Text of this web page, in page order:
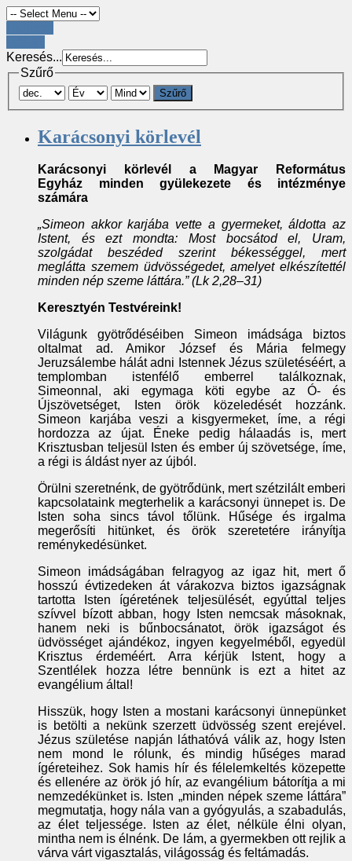
Keresés...
Szűrő
Szűrő
Karácsonyi körlevél
Karácsonyi körlevél a Magyar Református
Egyház minden gyülekezete és intézménye
számára
„Simeon akkor karjába vette a gyermeket, áldotta az
Istent, és ezt mondta: Most bocsátod el, Uram,
szolgádat beszéded szerint békességgel, mert
meglátta szemem üdvösségedet, amelyet elkészítettél
minden nép szeme láttára.” (Lk 2,28–31)
Keresztyén Testvéreink!
Világunk gyötrődéséiben Simeon imádsága biztos
oltalmat ad. Amikor József és Mária felmegy
Jeruzsálembe hálát adni Istennek Jézus születéséért, a
templomban istenfélő emberrel találkoznak,
Simeonnal, aki egymaga köti egybe az Ó- és
Újszövetséget, Isten örök közeledését hozzánk.
Simeon karjába veszi a kisgyermeket, íme, a régi
hordozza az újat. Éneke pedig hálaadás is, mert
Krisztusban teljesül Isten és ember új szövetsége, íme,
a régi is áldást nyer az újból.
Örülni szeretnénk, de gyötrődünk, mert szétzilált emberi
kapcsolataink megterhelik a karácsonyi ünnepet is. De
Isten soha sincs távol tőlünk. Hűsége és irgalma
megerősíti hitünket, és örök szeretetére irányítja
reménykedésünket.
Simeon imádságában felragyog az igaz hit, mert ő
hosszú évtizedeken át várakozva biztos igazságnak
tartotta Isten ígéretének teljesülését, egyúttal teljes
szívvel bízott abban, hogy Isten nemcsak másoknak,
hanem neki is bűnbocsánatot, örök igazságot és
üdvösséget ajándékoz, ingyen kegyelméből, egyedül
Krisztus érdeméért. Arra kérjük Istent, hogy a
Szentlélek hozza létre bennünk is ezt a hitet az
evangélium által!
Hisszük, hogy Isten a mostani karácsonyi ünnepünket
is betölti a nekünk szerzett üdvösség szent erejével.
Jézus születése napján láthatóvá válik az, hogy Isten
nem mond le rólunk, és mindig hűséges marad
ígéreteihez. Sok hamis hír és félelemkeltés közepette
és ellenére az örök jó hír, az evangélium bátorítja a mi
nemzedékünket is. Isten „minden népek szeme láttára”
megmutatja, hogy nála van a gyógyulás, a szabadulás,
az élet teljessége. Isten az élet, nélküle élni olyan,
mintha nem is élnénk. De lám, a gyermekben ott rejlik a
várva várt vigasztalás, világosság és feltámadás.